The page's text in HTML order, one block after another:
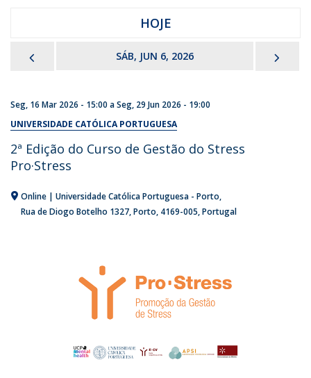
HOJE
SÁB, JUN 6, 2026
Seg, 16 Mar 2026 - 15:00 aSeg, 29 Jun 2026 - 19:00
UNIVERSIDADE CATÓLICA PORTUGUESA
2ª Edição do Curso de Gestão do Stress
Pro·Stress
Online | Universidade Católica Portuguesa - Porto
Rua de Diogo Botelho 1327 Porto 4169-005 Portugal